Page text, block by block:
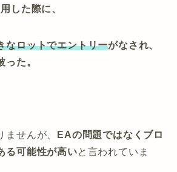
した際に、
なロットでエントリーがなされ、
った。
ませんが、
EAの問題ではなくブロ
る可能性が高いと言われていま